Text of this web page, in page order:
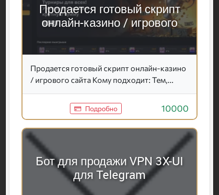
Продается готовый скрипт
онлайн-казино / игрового
Продается готовый скрипт онлайн-казино
/ игрового сайта Кому подходит: Тем,...
Подробно 10000
Бот для продажи VPN 3X-UI
для Telegram